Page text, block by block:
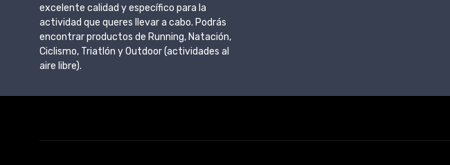
excelente calidad y específico para la
actividad que queres llevar a cabo. Podrás
encontrar productos de Running, Natación,
Ciclismo, Triatlón y Outdoor (actividades al
aire libre).